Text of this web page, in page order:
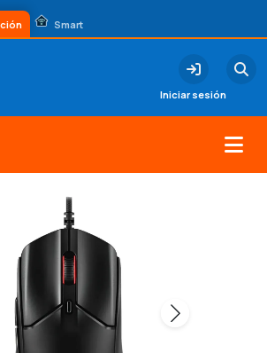
Smart
Iniciar sesión